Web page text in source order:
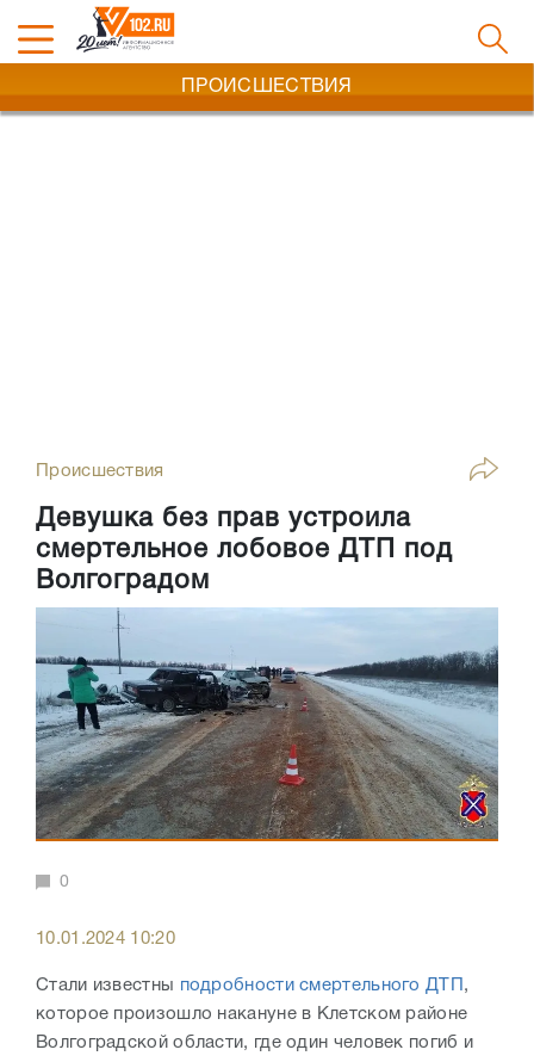
ПРОИСШЕСТВИЯ
Происшествия
Девушка без прав устроила
смертельное лобовое ДТП под
Волгоградом
0
10.01.2024 10:20
Стали известны подробности смертельного ДТП ,
которое произошло накануне в Клетском районе
Волгоградской области, где один человек погиб и